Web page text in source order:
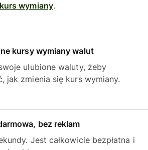
wymiany.
kursy wymiany walut
ulubione waluty, żeby
jak zmienia się kurs wymiany.
bez reklam
Jest całkowicie bezpłatna i